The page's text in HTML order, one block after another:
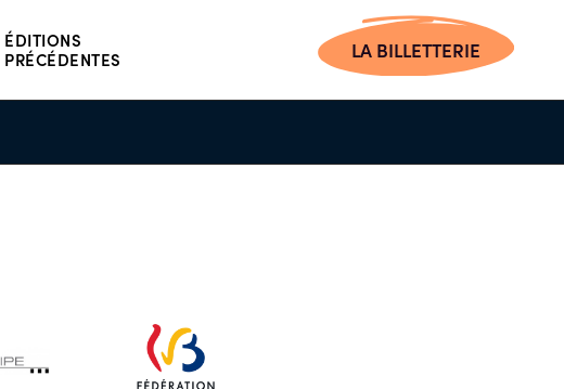
ÉDITIONS
PRÉCÉDENTES
LA BILLETTERIE